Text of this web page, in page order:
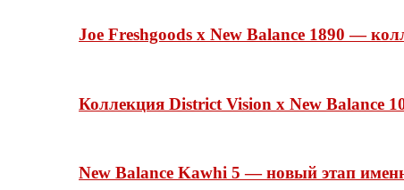
Joe Freshgoods x New Balance 1890 —
Коллекция District Vision x New Balance
New Balance Kawhi 5 — новый этап